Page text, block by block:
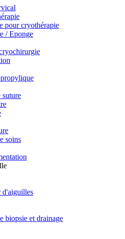
pour cryothérapie
/ Eponge
suture
soins
d'aiguilles
biopsie et drainage